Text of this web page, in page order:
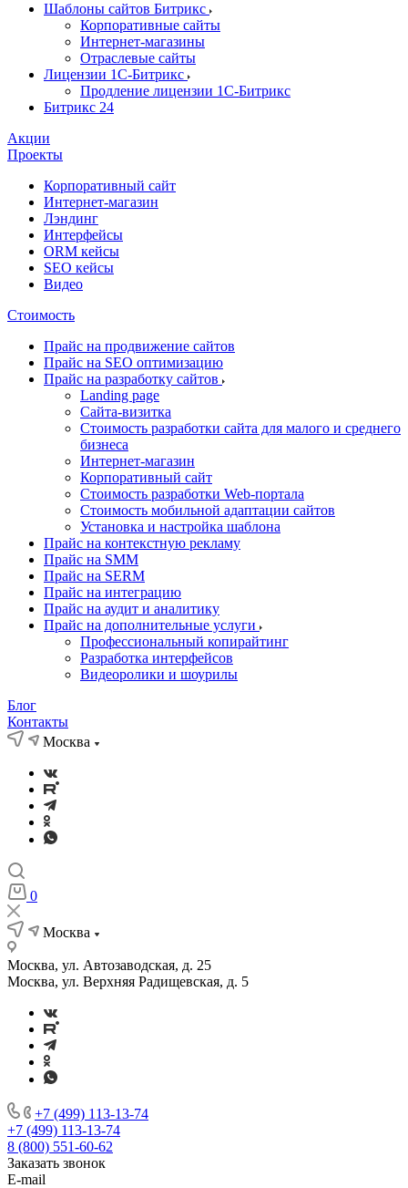
Шаблоны сайтов Битрикс
Корпоративные сайты
Интернет-магазины
Отраслевые сайты
Лицензии 1С-Битрикс
Продление лицензии 1С-Битрикс
Битрикс 24
Акции
Проекты
Корпоративный сайт
Интернет-магазин
Лэндинг
Интерфейсы
ORM кейсы
SEO кейсы
Видео
Стоимость
Прайс на продвижение сайтов
Прайс на SEO оптимизацию
Прайс на разработку сайтов
Landing page
Cайта-визитка
Стоимость разработки сайта для малого и среднего
бизнеса
Интернет-магазин
Корпоративный сайт
Стоимость разработки Web-портала
Стоимость мобильной адаптации сайтов
Установка и настройка шаблона
Прайс на контекстную рекламу
Прайс на SMM
Прайс на SERM
Прайс на интеграцию
Прайс на аудит и аналитику
Прайс на дополнительные услуги
Профессиональный копирайтинг
Разработка интерфейсов
Видеоролики и шоурилы
Блог
Контакты
Москва
0
Москва
Москва, ул. Автозаводская, д. 25
Москва, ул. Верхняя Радищевская, д. 5
+7 (499) 113-13-74
+7 (499) 113-13-74
8 (800) 551-60-62
Заказать звонок
E-mail